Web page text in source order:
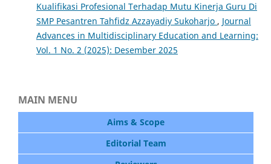
Kualifikasi Profesional Terhadap Mutu Kinerja Guru Di
SMP Pesantren Tahfidz Azzayadiy Sukoharjo , Journal
Advances in Multidisciplinary Education and Learning:
Vol. 1 No. 2 (2025): Desember 2025
MAIN MENU
Aims & Scope
Editorial Team